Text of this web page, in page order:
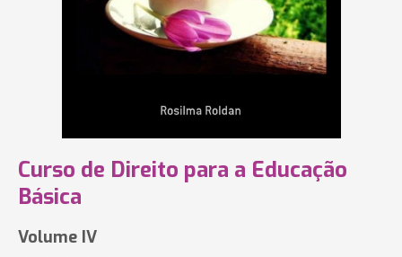
Curso de Direito para a Educação
Básica
Volume IV